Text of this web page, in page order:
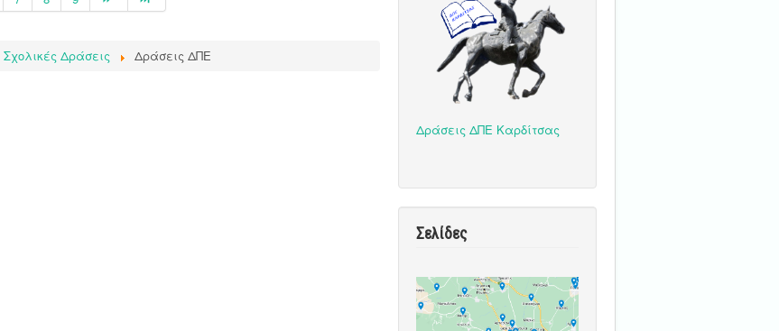
Σχολικές Δράσεις Δράσεις ΔΠΕ
Δράσεις ΔΠΕ Καρδίτσας
Σελίδες